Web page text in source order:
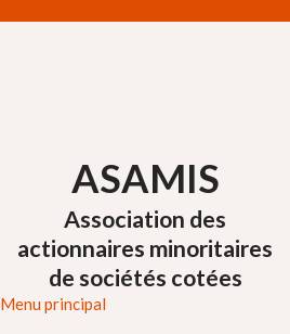
ASAMIS
Association des
actionnaires minoritaires
de sociétés cotées
Menu principal